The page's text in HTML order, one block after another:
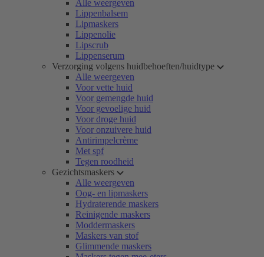
Alle weergeven
Lippenbalsem
Lipmaskers
Lippenolie
Lipscrub
Lippenserum
Verzorging volgens huidbehoeften/huidtype
Alle weergeven
Voor vette huid
Voor gemengde huid
Voor gevoelige huid
Voor droge huid
Voor onzuivere huid
Antirimpelcrème
Met spf
Tegen roodheid
Gezichtsmaskers
Alle weergeven
Oog- en lipmaskers
Hydraterende maskers
Reinigende maskers
Moddermaskers
Maskers van stof
Glimmende maskers